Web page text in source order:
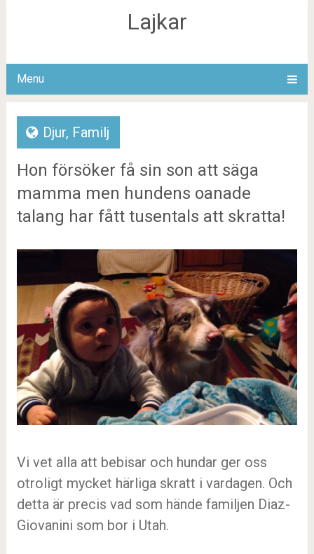
Lajkar
Menu
Djur, Familj
Hon försöker få sin son att säga
mamma men hundens oanade
talang har fått tusentals att skratta!
Vi vet alla att bebisar och hundar ger oss
otroligt mycket härliga skratt i vardagen. Och
detta är precis vad som hände familjen Diaz-
Giovanini som bor i Utah.